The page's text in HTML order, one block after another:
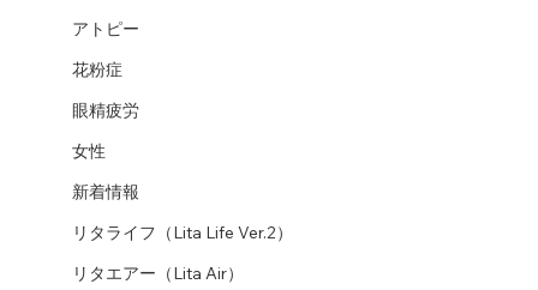
アトピー
花粉症
眼精疲労
女性
新着情報
リタライフ（Lita Life Ver.2）
リタエアー（Lita Air）